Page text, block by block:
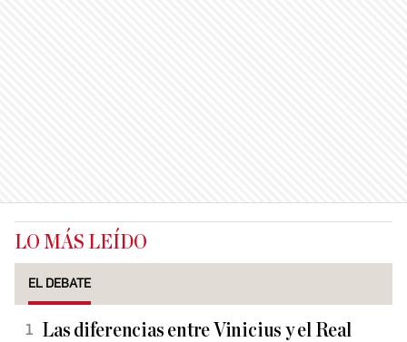
LO MÁS LEÍDO
EL DEBATE
Las diferencias entre Vinicius y el Real